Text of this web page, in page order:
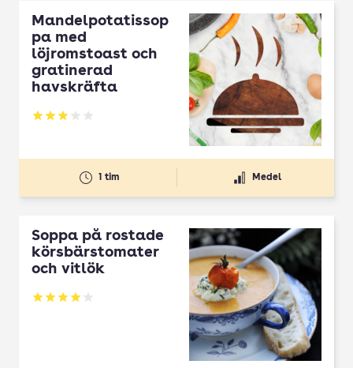
Mandelpotatissop
pa med
löjromstoast och
gratinerad
havskräfta
Betyg: 3 av 5
1 tim Medel
Soppa på rostade
körsbärstomater
och vitlök
Betyg: 4.05 av 5